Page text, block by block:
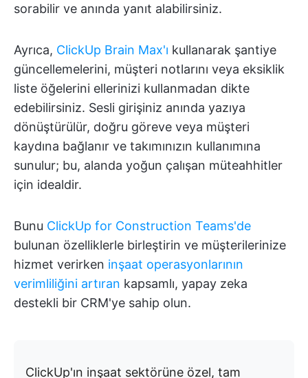
sorabilir ve anında yanıt alabilirsiniz.
Ayrıca, ClickUp Brain Max'ı kullanarak şantiye
güncellemelerini, müşteri notlarını veya eksiklik
liste öğelerini ellerinizi kullanmadan dikte
edebilirsiniz. Sesli girişiniz anında yazıya
dönüştürülür, doğru göreve veya müşteri
kaydına bağlanır ve takımınızın kullanımına
sunulur; bu, alanda yoğun çalışan müteahhitler
için idealdir.
Bunu ClickUp for Construction Teams'de
bulunan özelliklerle birleştirin ve müşterilerinize
hizmet verirken inşaat operasyonlarının
verimliliğini artıran kapsamlı, yapay zeka
destekli bir CRM'ye sahip olun.
ClickUp'ın inşaat sektörüne özel, tam